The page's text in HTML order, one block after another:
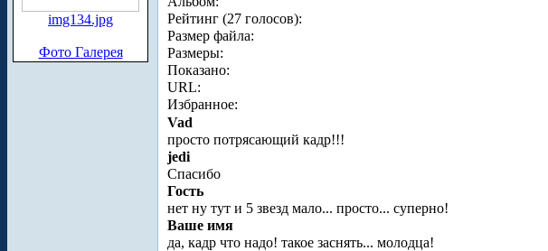
img134.jpg
Фото Галерея
Рейтинг (27 голосов):
Размер файла:
Размеры:
Показано:
URL:
Избранное:
Vad
просто потрясающий кадр!!!
jedi
Спасибо
Гость
нет ну тут и 5 звезд мало... просто... суперно!
Ваше имя
да, кадр что надо! такое заснять... молодца!